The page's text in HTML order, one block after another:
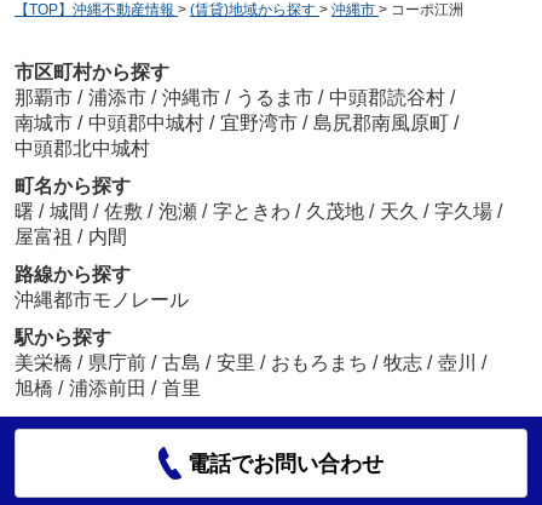
【TOP】沖縄不動産情報 > (賃貸)地域から探す > 沖縄市 > コーポ江洲
市区町村から探す
那覇市 / 浦添市 / 沖縄市 / うるま市 / 中頭郡読谷村 /
南城市 / 中頭郡中城村 / 宜野湾市 / 島尻郡南風原町 /
中頭郡北中城村
町名から探す
曙 / 城間 / 佐敷 / 泡瀬 / 字ときわ / 久茂地 / 天久 / 字久場 /
屋富祖 / 内間
路線から探す
沖縄都市モノレール
駅から探す
美栄橋 / 県庁前 / 古島 / 安里 / おもろまち / 牧志 / 壺川
/
旭橋 / 浦添前田 / 首里
電話でお問い合わせ